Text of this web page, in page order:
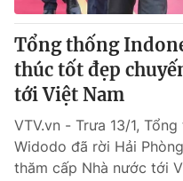
Tổng thống
thúc tốt đẹp
tới Việt Nam
VTV.vn - Trưa 13/1,
Widodo đã rời Hải
thăm cấp Nhà nước tới